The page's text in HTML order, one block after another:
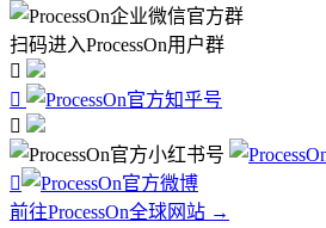
扫码进入ProcessOn用户群




前往ProcessOn全球网站 →